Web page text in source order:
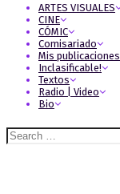
ARTES VISUALES
CINE
CÓMIC
Comisariado
Mis publicaciones
Inclasificable!
Textos
Radio | Video
Bio
Search
for: